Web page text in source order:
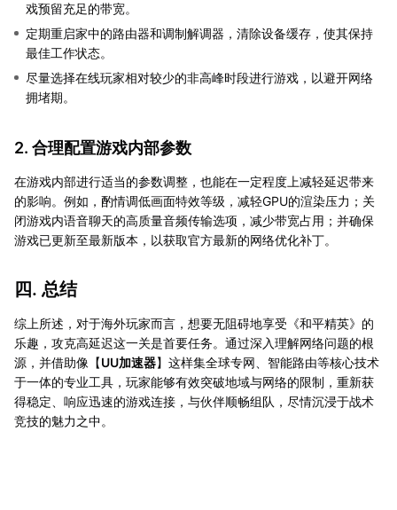
戏预留充足的带宽。
定期重启家中的路由器和调制解调器，清除设备缓存，使其保持
最佳工作状态。
尽量选择在线玩家相对较少的非高峰时段进行游戏，以避开网络
拥堵期。
2. 合理配置游戏内部参数
在游戏内部进行适当的参数调整，也能在一定程度上减轻延迟带来
的影响。例如，酌情调低画面特效等级，减轻GPU的渲染压力；关
闭游戏内语音聊天的高质量音频传输选项，减少带宽占用；并确保
游戏已更新至最新版本，以获取官方最新的网络优化补丁。
四. 总结
综上所述，对于海外玩家而言，想要无阻碍地享受《和平精英》的
乐趣，攻克高延迟这一关是首要任务。通过深入理解网络问题的根
源，并借助像【UU加速器】这样集全球专网、智能路由等核心技术
于一体的专业工具，玩家能够有效突破地域与网络的限制，重新获
得稳定、响应迅速的游戏连接，与伙伴顺畅组队，尽情沉浸于战术
竞技的魅力之中。